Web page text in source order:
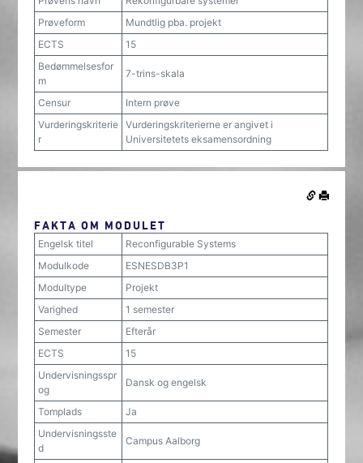
Prøveform
Mundtlig pba. projekt
ECTS
15
Bedømmelsesfor
m
7-trins-skala
Censur
Intern prøve
Vurderingskriterie
r
Vurderingskriterierne er angivet i
Universitetets eksamensordning
FAKTA OM MODULET
Engelsk titel
Reconfigurable Systems
Modulkode
ESNESDB3P1
Modultype
Projekt
Varighed
1 semester
Semester
Efterår
ECTS
15
Undervisningsspr
og
Dansk og engelsk
Tomplads
Ja
Undervisningsste
d
Campus Aalborg